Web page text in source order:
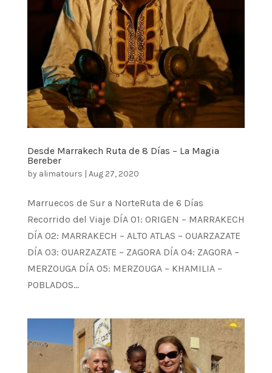
Desde Marrakech Ruta de 8 Días – La Magia
Bereber
by alimatours | Aug 27, 2020
Marruecos de Sur a NorteRuta de 6 Días
Recorrido del Viaje DÍA 01: ORIGEN – MARRAKECH
DÍA 02: MARRAKECH – ALTO ATLAS – OUARZAZATE
DÍA 03: OUARZAZATE – ZAGORA DÍA 04: ZAGORA –
MERZOUGA DÍA 05: MERZOUGA – KHAMILIA –
POBLADOS...